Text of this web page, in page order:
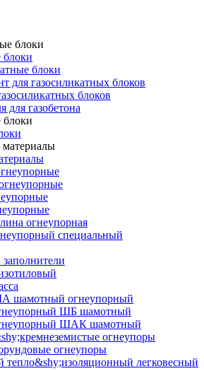
блоки
блоки
для газосиликатных блоков
блоков
для газобетона
огнеупорная
специальный
шамотный огнеупорный
ШБ шамотный
ШАК шамотный
огнеупоры
огнеупоры
легковесный